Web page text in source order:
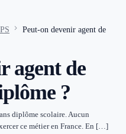
Peut-on devenir agent de
agent de
?
diplôme scolaire. Aucun
ce métier en France. En […]